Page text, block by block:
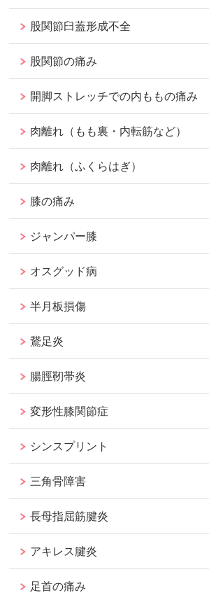
股関節臼蓋形成不全
股関節の痛み
開脚ストレッチでの内ももの痛み
肉離れ（もも裏・内転筋など）
肉離れ（ふくらはぎ）
膝の痛み
ジャンパー膝
オスグッド病
半月板損傷
鵞足炎
腸脛靭帯炎
変形性膝関節症
シンスプリント
三角骨障害
長母指屈筋腱炎
アキレス腱炎
足首の痛み